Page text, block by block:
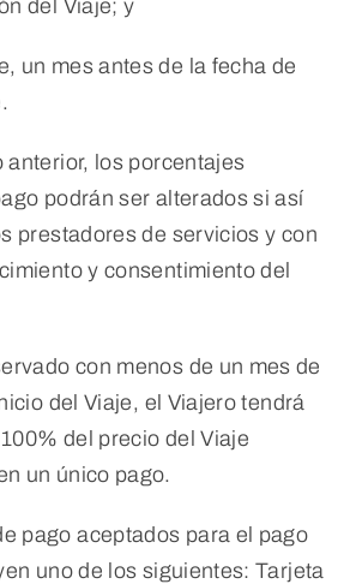
del Viaje; y
un mes antes de la fecha de
anterior, los porcentajes
podrán ser alterados si así
prestadores de servicios y con
y consentimiento del
con menos de un mes de
del Viaje, el Viajero tendrá
del precio del Viaje
un único pago.
pago aceptados para el pago
uno de los siguientes: Tarjeta